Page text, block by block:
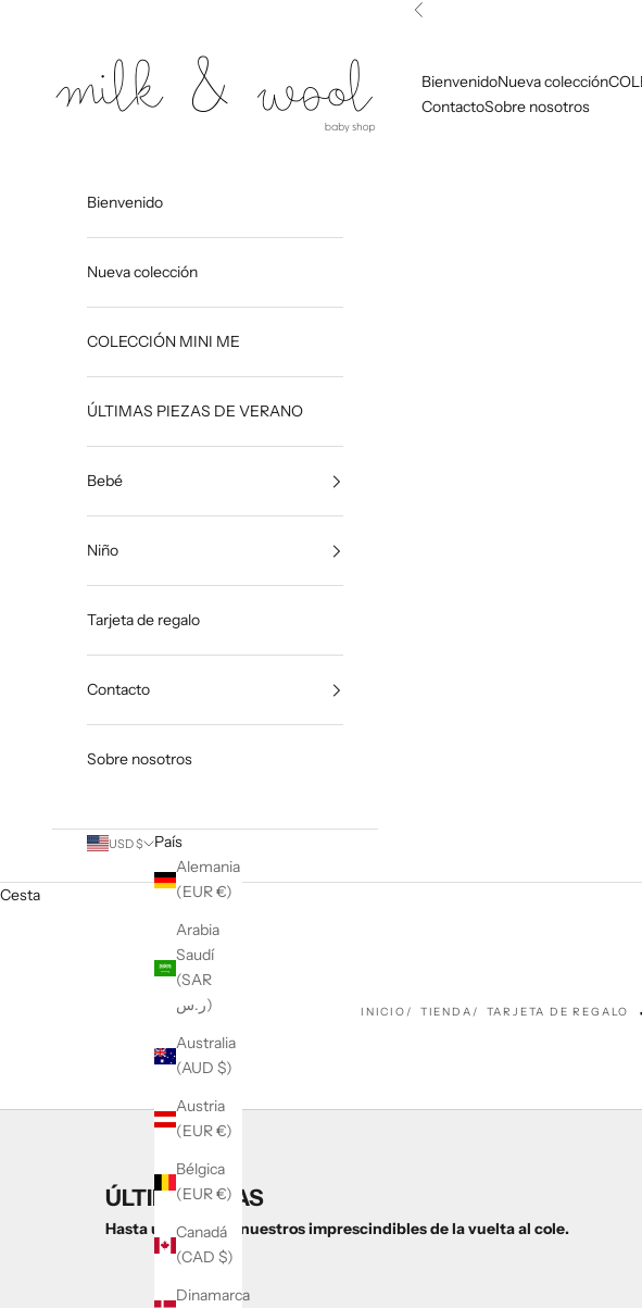
Anterior
Milk and Wool
BienvenidoNueva colección
ContactoSobre nosotros
Bienvenido
Nueva colección
COLECCIÓN MINI ME
ÚLTIMAS PIEZAS DE VERANO
Bebé
Niño
Tarjeta de regalo
Contacto
Sobre nosotros
USD $
País
Alemania
(EUR €)
Arabia
Saudí
(SAR
ر.س)
Australia
(AUD $)
Austria
(EUR €)
Bélgica
(EUR €)
Canadá
(CAD $)
Dinamarca
Cesta
INICIO TIENDA TARJETA DE REGALO
ÚLTIMOS DÍAS
Hasta un -50 % en nuestros imprescindibles de la vuelta al cole.